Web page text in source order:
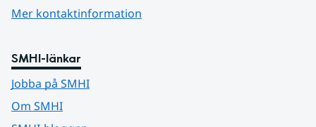
Mer kontaktinformation
SMHI-länkar
Jobba på SMHI
Om SMHI